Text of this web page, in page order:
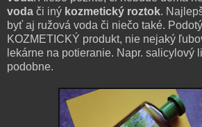
voda či iný kozmetický roztok.
byť aj ružová voda či niečo také.
KOZMETICKÝ produkt, nie nejaký
lekárne na potieranie. Napr. salicylový
podobne.